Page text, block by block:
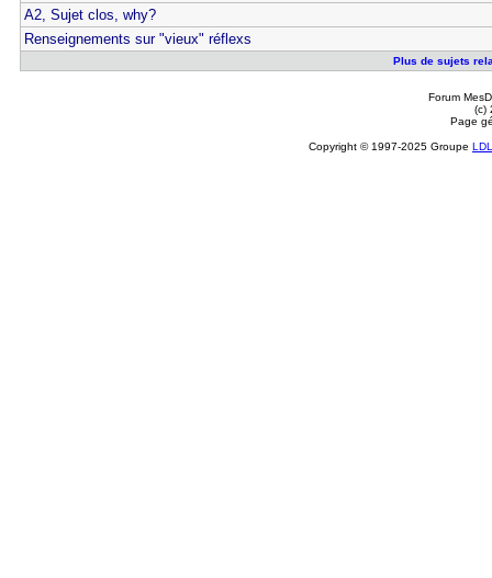
A2, Sujet clos, why?
Renseignements sur "vieux" réflexs
Plus de sujets
Forum
(c)
Page
Copyright © 1997-2025 Groupe